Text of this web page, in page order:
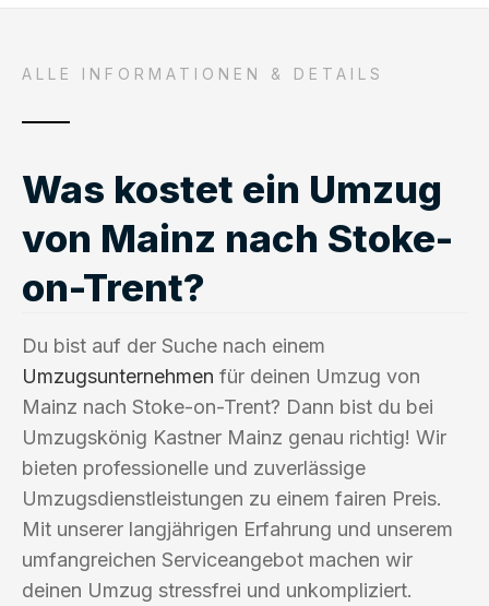
ALLE INFORMATIONEN & DETAILS
Was kostet ein Umzug
von Mainz nach Stoke-
on-Trent?
Du bist auf der Suche nach einem
Umzugsunternehmen für deinen Umzug von
Mainz nach Stoke-on-Trent? Dann bist du bei
Umzugskönig Kastner Mainz genau richtig! Wir
bieten professionelle und zuverlässige
Umzugsdienstleistungen zu einem fairen Preis.
Mit unserer langjährigen Erfahrung und unserem
umfangreichen Serviceangebot machen wir
deinen Umzug stressfrei und unkompliziert.